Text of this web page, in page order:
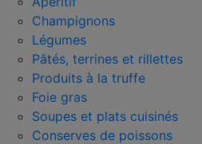
Champignons
Légumes
Pâtés, terrines et rillettes
Produits à la truffe
Foie gras
Soupes et plats cuisinés
Conserves de poissons